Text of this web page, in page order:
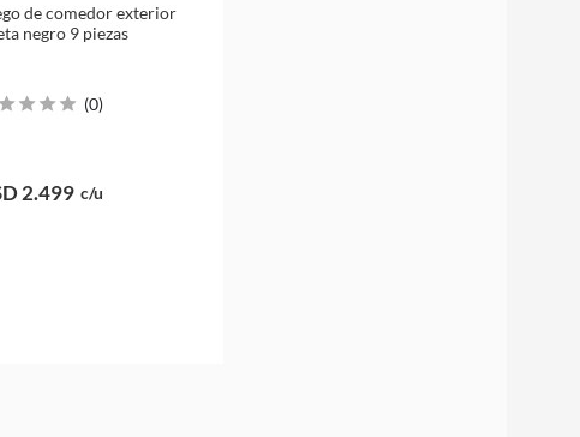
de comedor exterior
negro 9 piezas
(0)
2.499 c/u